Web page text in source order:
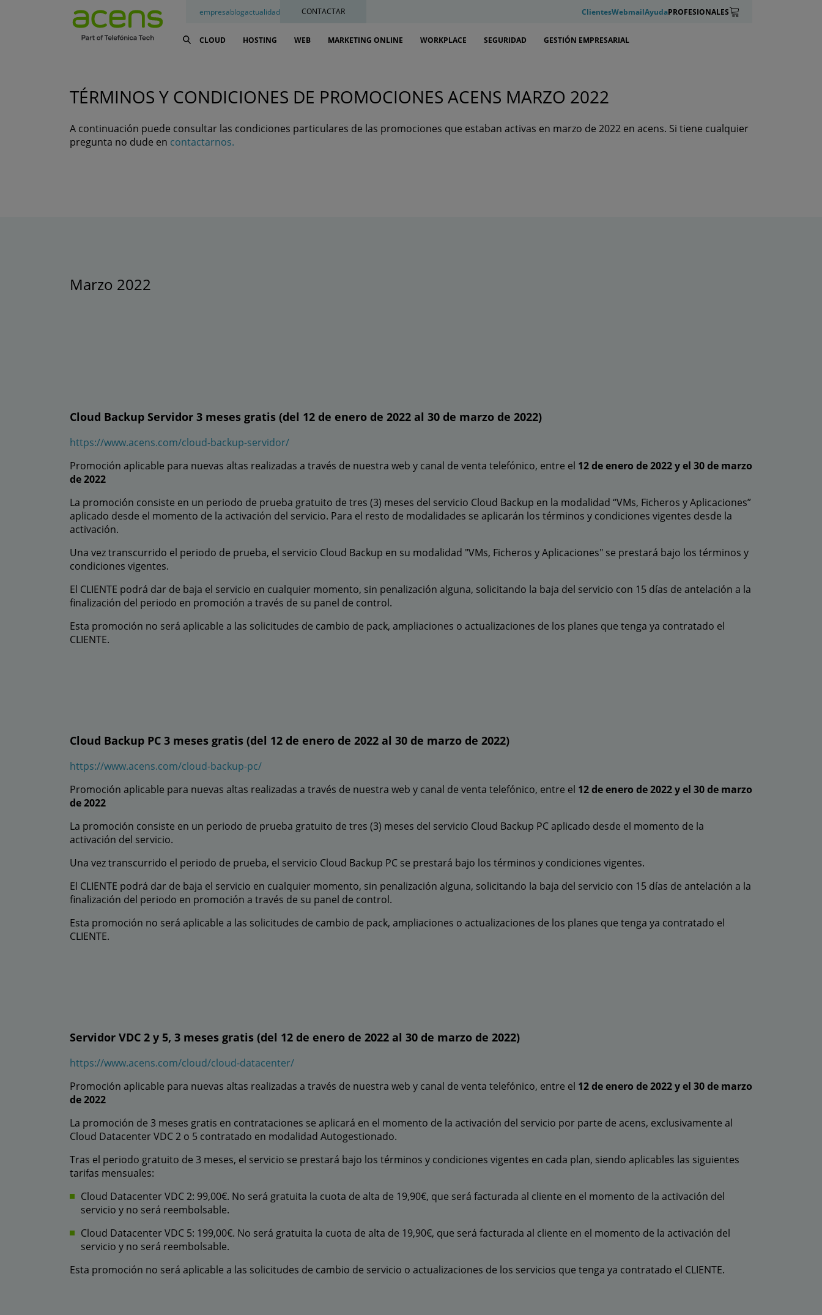
empresablogactualidad CONTACTAR ClientesWebmailAyudaPROFESIONALES
CLOUD HOSTING WEB MARKETING ONLINE WORKPLACE SEGURIDAD GESTIÓN EMPRESARIAL
TÉRMINOS Y CONDICIONES DE PROMOCIONES ACENS MARZO 2022
A continuación puede consultar las condiciones particulares de las promociones que estaban activas en marzo de 2022 en acens. Si tiene cualquier
pregunta no dude en contactarnos.
Marzo 2022
Cloud Backup Servidor 3 meses gratis (del 12 de enero de 2022 al 30 de marzo de 2022)
https://www.acens.com/cloud-backup-servidor/
Promoción aplicable para nuevas altas realizadas a través de nuestra web y canal de venta telefónico, entre el 12 de enero de 2022 y el 30 de marzo
de 2022
La promoción consiste en un periodo de prueba gratuito de tres (3) meses del servicio Cloud Backup en la modalidad “VMs, Ficheros y Aplicaciones”
aplicado desde el momento de la activación del servicio. Para el resto de modalidades se aplicarán los términos y condiciones vigentes desde la
activación.
Una vez transcurrido el periodo de prueba, el servicio Cloud Backup en su modalidad "VMs, Ficheros y Aplicaciones" se prestará bajo los términos y
condiciones vigentes.
El CLIENTE podrá dar de baja el servicio en cualquier momento, sin penalización alguna, solicitando la baja del servicio con 15 días de antelación a la
finalización del periodo en promoción a través de su panel de control.
Esta promoción no será aplicable a las solicitudes de cambio de pack, ampliaciones o actualizaciones de los planes que tenga ya contratado el
CLIENTE.
Cloud Backup PC 3 meses gratis (del 12 de enero de 2022 al 30 de marzo de 2022)
https://www.acens.com/cloud-backup-pc/
Promoción aplicable para nuevas altas realizadas a través de nuestra web y canal de venta telefónico, entre el 12 de enero de 2022 y el 30 de marzo
de 2022
La promoción consiste en un periodo de prueba gratuito de tres (3) meses del servicio Cloud Backup PC aplicado desde el momento de la
activación del servicio.
Una vez transcurrido el periodo de prueba, el servicio Cloud Backup PC se prestará bajo los términos y condiciones vigentes.
El CLIENTE podrá dar de baja el servicio en cualquier momento, sin penalización alguna, solicitando la baja del servicio con 15 días de antelación a la
finalización del periodo en promoción a través de su panel de control.
Esta promoción no será aplicable a las solicitudes de cambio de pack, ampliaciones o actualizaciones de los planes que tenga ya contratado el
CLIENTE.
Servidor VDC 2 y 5, 3 meses gratis (del 12 de enero de 2022 al 30 de marzo de 2022)
https://www.acens.com/cloud/cloud-datacenter/
Promoción aplicable para nuevas altas realizadas a través de nuestra web y canal de venta telefónico, entre el 12 de enero de 2022 y el 30 de marzo
de 2022
La promoción de 3 meses gratis en contrataciones se aplicará en el momento de la activación del servicio por parte de acens, exclusivamente al
Cloud Datacenter VDC 2 o 5 contratado en modalidad Autogestionado.
Tras el periodo gratuito de 3 meses, el servicio se prestará bajo los términos y condiciones vigentes en cada plan, siendo aplicables las siguientes
tarifas mensuales:
Cloud Datacenter VDC 2: 99,00€. No será gratuita la cuota de alta de 19,90€, que será facturada al cliente en el momento de la activación del
servicio y no será reembolsable.
Cloud Datacenter VDC 5: 199,00€. No será gratuita la cuota de alta de 19,90€, que será facturada al cliente en el momento de la activación del
servicio y no será reembolsable.
Esta promoción no será aplicable a las solicitudes de cambio de servicio o actualizaciones de los servicios que tenga ya contratado el CLIENTE.